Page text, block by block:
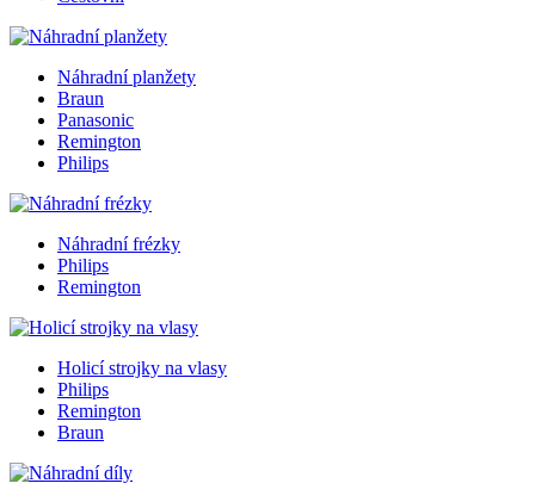
Náhradní planžety
Braun
Panasonic
Remington
Philips
Náhradní frézky
Philips
Remington
Holicí strojky na vlasy
Philips
Remington
Braun